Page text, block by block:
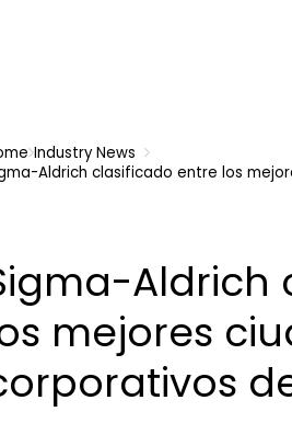
Industry News
Aldrich clasificado entre los
Aldrich
mejores